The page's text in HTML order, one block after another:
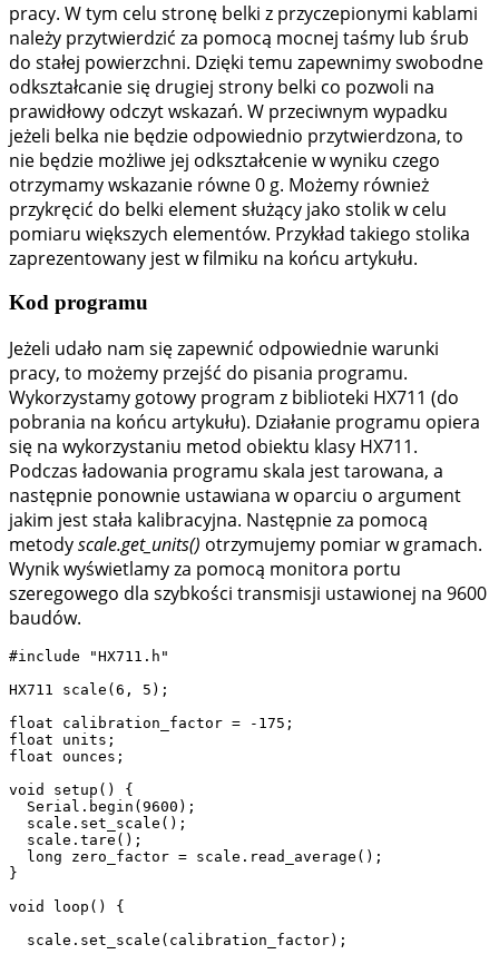
pracy. W tym celu stronę belki z przyczepionymi kablami
należy przytwierdzić za pomocą mocnej taśmy lub śrub
do stałej powierzchni. Dzięki temu zapewnimy swobodne
odkształcanie się drugiej strony belki co pozwoli na
prawidłowy odczyt wskazań. W przeciwnym wypadku
jeżeli belka nie będzie odpowiednio przytwierdzona, to
nie będzie możliwe jej odkształcenie w wyniku czego
otrzymamy wskazanie równe 0 g. Możemy również
przykręcić do belki element służący jako stolik w celu
pomiaru większych elementów. Przykład takiego stolika
zaprezentowany jest w filmiku na końcu artykułu.
Kod programu
Jeżeli udało nam się zapewnić odpowiednie warunki
pracy, to możemy przejść do pisania programu.
Wykorzystamy gotowy program z biblioteki HX711 (do
pobrania na końcu artykułu). Działanie programu opiera
się na wykorzystaniu metod obiektu klasy HX711.
Podczas ładowania programu skala jest tarowana, a
następnie ponownie ustawiana w oparciu o argument
jakim jest stała kalibracyjna. Następnie za pomocą
metodyscale.get_units() otrzymujemy pomiar w gramach.
Wynik wyświetlamy za pomocą monitora portu
szeregowego dla szybkości transmisji ustawionej na 9600
baudów.
#include "HX711.h"
HX711 scale(6, 5);
float calibration_factor = -175;
float units;
float ounces;
void setup() {
  Serial.begin(9600);
  scale.set_scale();
  scale.tare();
  long zero_factor = scale.read_average();
}
void loop() {
  scale.set_scale(calibration_factor);